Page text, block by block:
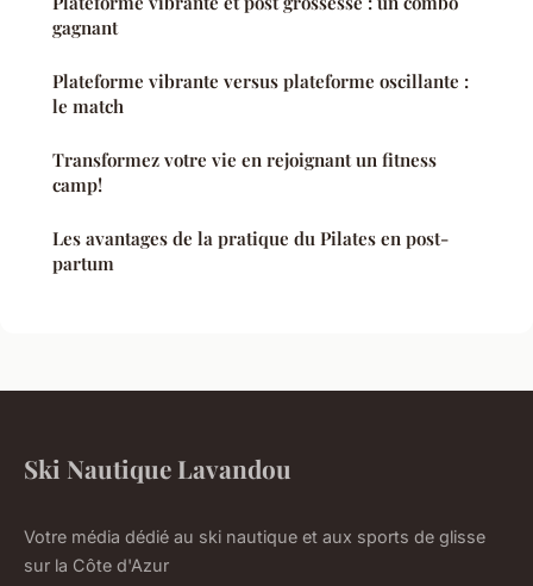
gagnant
Plateforme vibrante versus plateforme oscillante :
le match
Transformez votre vie en rejoignant un fitness
camp!
Les avantages de la pratique du Pilates en post-
partum
Ski Nautique Lavandou
Votre média dédié au ski nautique et aux sports de glisse
sur la Côte d'Azur